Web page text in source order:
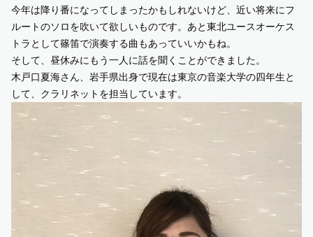
今年は降り番になってしまったかもしれないけど、近い将来にフ
ルートのソロを吹いて欲しいものです。あと東北ユースオーケス
トラとして篠笛で演奏する曲もあっていいかもね。
そして、昼休みにもう一人に話を聞くことができました。
木戸口夏海さん、岩手県出身で現在は東京の音楽大学の四年生と
して、クラリネットを担当しています。